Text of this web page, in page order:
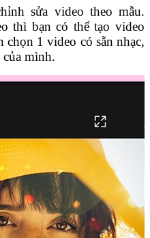
sửa video theo mẫu.
thì bạn có thể tạo video
chọn 1 video có sẵn nhạc,
mình.